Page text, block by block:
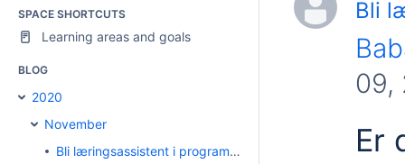
SPACE SHORTCUTS
Learning areas and goals
BLOG
2020
November
Bli læringsassistent i programvareutvikling!
Bli
09,
Er